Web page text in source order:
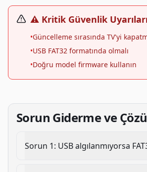
⚠️ Kritik Güvenlik Uyarıları
•Güncelleme sırasında TV'yi
•USB FAT32 formatında olmalı
•Doğru model firmware kullanın
Sorun Giderme ve
Sorun 1: USB algılanmıyorsa